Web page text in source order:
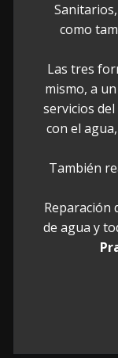
como
Las tres
mismo, a
servicios
con el
También
Reparación
de agua y